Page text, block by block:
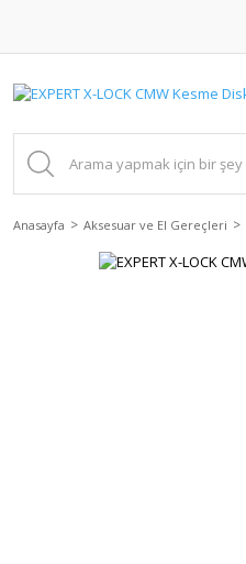
Anasayfa Aksesuar ve El Gereçleri